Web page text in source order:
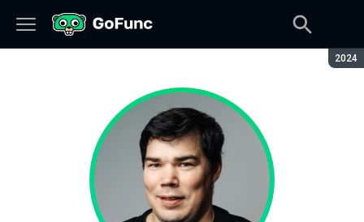
2024